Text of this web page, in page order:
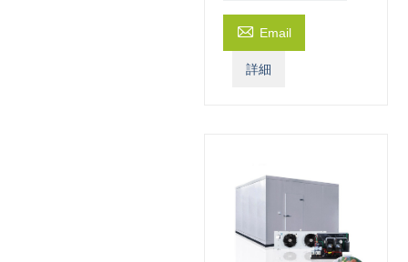
 Email
詳細